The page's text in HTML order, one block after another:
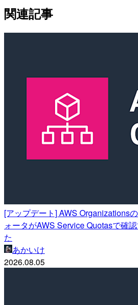
関連記事
[アップデート] AWS Organizations
ォータがAWS Service Quotasで確
た
あかいけ
2026.08.05